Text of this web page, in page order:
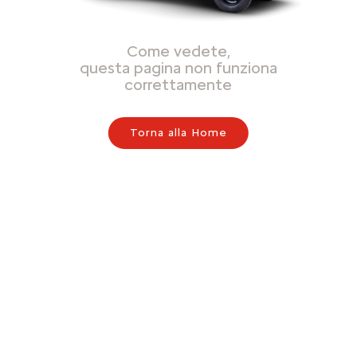
Come vedete,
questa pagina non funziona
correttamente
Torna alla Home